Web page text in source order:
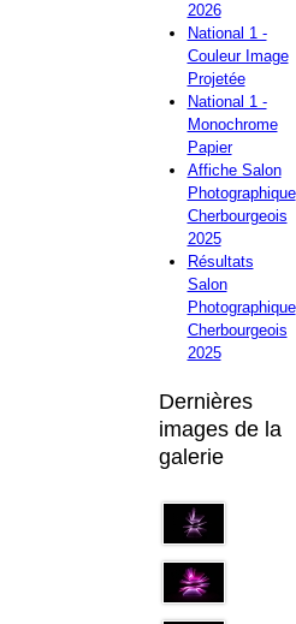
2026
National 1 -
Couleur Image
Projetée
National 1 -
Monochrome
Papier
Affiche Salon
Photographique
Cherbourgeois
2025
Résultats
Salon
Photographique
Cherbourgeois
2025
Dernières
images de la
galerie